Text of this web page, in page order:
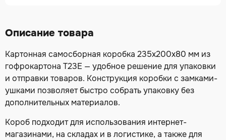
Описание товара
Картонная самосборная коробка 235х200х80 мм из
гофрокартона Т23Е — удобное решение для упаковки
и отправки товаров. Конструкция коробки с замками-
ушками позволяет быстро собрать упаковку без
дополнительных материалов.
Короб подходит для использования интернет-
магазинами, на складах и в логистике, а также для